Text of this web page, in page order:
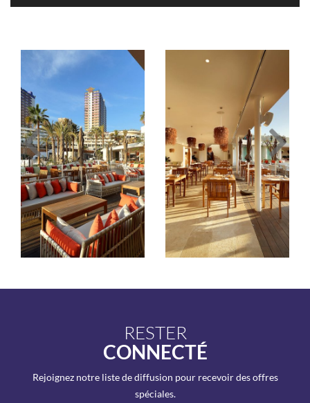
Link
to
Larger
Image
to
Larger
Image
RESTER
CONNECTÉ
Rejoignez notre liste de diffusion pour recevoir des offres
spéciales.